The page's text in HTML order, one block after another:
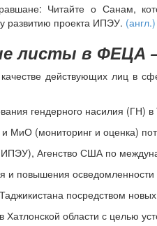
Читайте о Санам,
развитию проекта ИПЭУ. (англ.)
листы в ФЕЦА
действующих лиц в
гендерного насилия (ГН)
МиО (мониторинг и оценка)
Агенство США по
повышения
посредством
области с целью